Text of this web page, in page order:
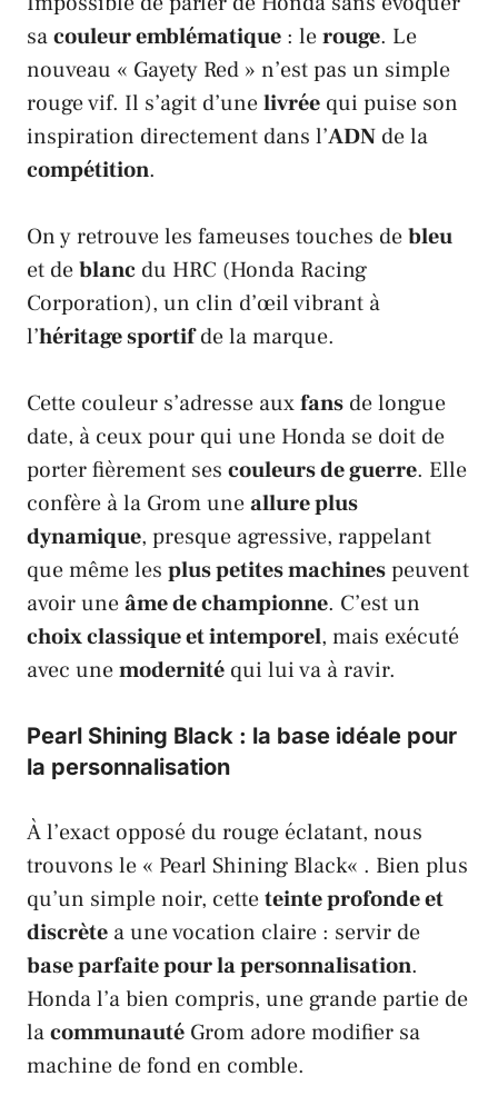
sacouleur emblématique : lerouge. Le
nouveau « Gayety Red » n’est pas un simple
rouge vif. Il s’agit d’unelivrée qui puise son
inspiration directement dans l’ADN de la
compétition.
On y retrouve les fameuses touches debleu
et deblanc du HRC (Honda Racing
Corporation), un clin d’œil vibrant à
l’héritage sportifde la marque.
Cette couleur s’adresse auxfans de longue
date, à ceux pour qui une Honda se doit de
porter fièrement ses couleurs de guerre. Elle
confère à la Gromuneallure plus
dynamique, presque agressive, rappelant
que même les plus petites machinespeuvent
avoir uneâme de championne. C’est un
choix classique et intemporel, mais exécuté
avec unemodernité qui lui va à ravir.
Pearl Shining Black : la base idéale pour
la personnalisation
À l’exact opposé du rouge éclatant, nous
trouvons le « Pearl Shining Black« . Bien plus
qu’un simple noir, cetteteinte profonde et
discrète a une vocation claire : servir de
base parfaite pour la personnalisation.
Hondal’a bien compris, une grande partie de
lacommunauté Grom adore modifier sa
machine de fond en comble.